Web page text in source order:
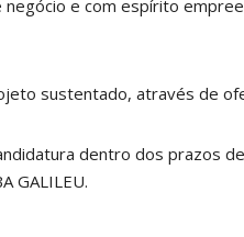
e com espírito
sustentado, através de
dentro dos prazos
GALILEU.